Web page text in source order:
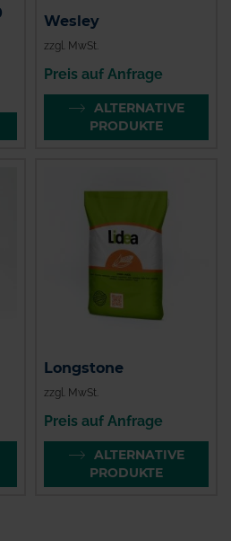
Wesley
zzgl. MwSt.
Preis auf Anfrage
ALTERNATIVE
PRODUKTE
Longstone
zzgl. MwSt.
Preis auf Anfrage
ALTERNATIVE
PRODUKTE